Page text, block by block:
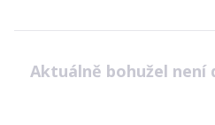
Aktuálně bohužel není